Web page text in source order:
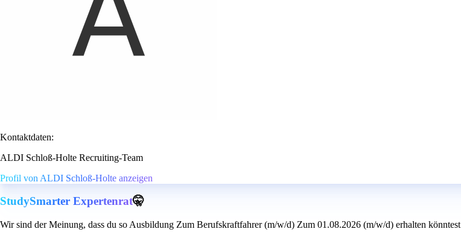
Kontaktdaten:
ALDI Schloß-Holte Recruiting-Team
Profil von ALDI Schloß-Holte anzeigen
StudySmarter Expertenrat🤫
Wir sind der Meinung, dass du so Ausbildung Zum Berufskraftfahrer (m/w/d) Zum 01.08.2026 (m/w/d) erhalten könntest